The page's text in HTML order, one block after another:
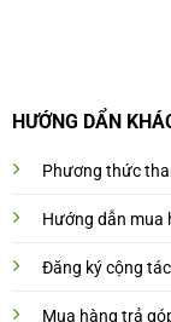
HƯỚNG DẨN
Phương thức
Hướng dẫn mua
Đăng ký cộng
Mua hàng trả